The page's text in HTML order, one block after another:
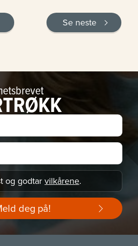
Se neste
og godtarvilkårene.
deg på!